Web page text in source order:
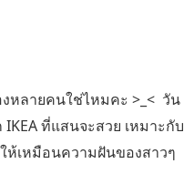
หลายคนใช่ไหมคะ >_< วัน
ที่แสนจะสวย เหมาะกับ
ห้เหมือนความฝันของสาวๆ